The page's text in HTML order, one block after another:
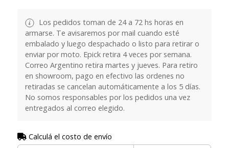
Los pedidos toman de 24 a 72 hs horas en
armarse. Te avisaremos por mail cuando esté
embalado y luego despachado o listo para retirar o
enviar por moto. Epick retira 4 veces por semana.
Correo Argentino retira martes y jueves. Para retiro
en showroom, pago en efectivo las ordenes no
retiradas se cancelan automáticamente a los 5 días.
No somos responsables por los pedidos una vez
entregados al correo elegido.
Calculá el costo de envío